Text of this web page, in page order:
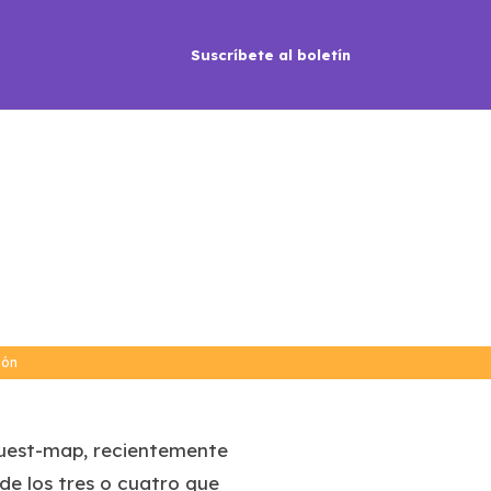
Suscríbete al boletín
map, recientemente
los tres o cuatro que